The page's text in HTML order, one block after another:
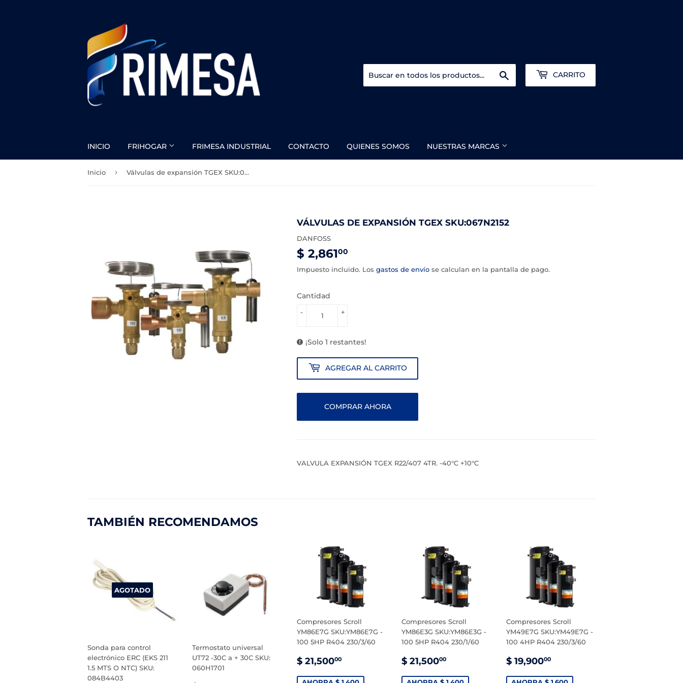
CARRITO
INICIO FRIHOGAR FRIMESA INDUSTRIAL CONTACTO QUIENES SOMOS NUESTRAS MARCAS
Inicio › Válvulas de expansión TGEX SKU:067N2152
VÁLVULAS DE EXPANSIÓN TGEX SKU:067N2152
DANFOSS
$ 2,86100
2,861.00
Impuesto incluido. Los gastos de envío se calculan en la pantalla de pago.
Cantidad
+
-
¡Solo 1 restantes!
AGREGAR AL CARRITO
COMPRAR AHORA
VALVULA EXPANSIÓN TGEX R22/407 4TR. -40°C +10°C
TAMBIÉN RECOMENDAMOS
AGOTADO
Sonda para control
electrónico ERC (EKS 211
1.5 MTS O NTC) SKU:
084B4403
Termostato universal
UT72 -30C a + 30C SKU:
060H1701
Compresores Scroll
YM86E7G SKU:YM86E7G -
100 5HP R404 230/3/60
PRECIO
$ 21,50000
Compresores Scroll
YM86E3G SKU:YM86E3G -
100 5HP R404 230/1/60
PRECIO
$ 21,50000
Compresores Scroll
YM49E7G SKU:YM49E7G -
100 4HP R404 230/3/60
PRECIO
$ 19,90000